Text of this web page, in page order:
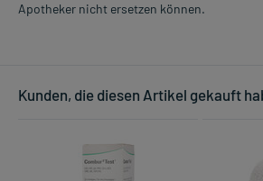
Apotheker nicht ersetzen können.
Kunden, die diesen Artikel gekauft